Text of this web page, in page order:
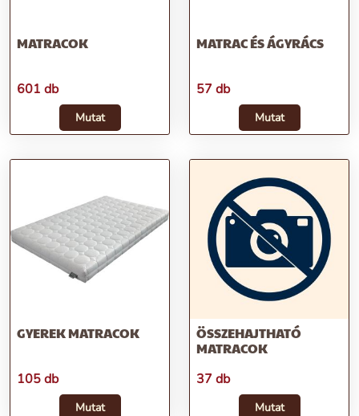
MATRACOK
601 db
Mutat
MATRAC ÉS ÁGYRÁCS
57 db
Mutat
GYEREK MATRACOK
105 db
Mutat
ÖSSZEHAJTHATÓ
MATRACOK
37 db
Mutat